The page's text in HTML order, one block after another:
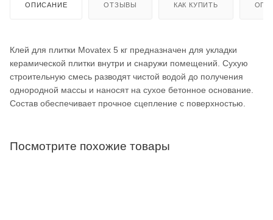
ОПИСАНИЕ ОТЗЫВЫ КАК КУПИТЬ
Клей для плитки Movatex 5 кг предназначен для укладки
керамической плитки внутри и снаружи помещений. Сухую
строительную смесь разводят чистой водой до получения
однородной массы и наносят на сухое бетонное основание.
Состав обеспечивает прочное сцепление с поверхностью.
Посмотрите похожие товары